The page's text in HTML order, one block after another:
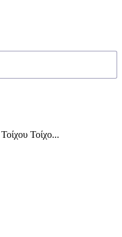
Τοίχο...